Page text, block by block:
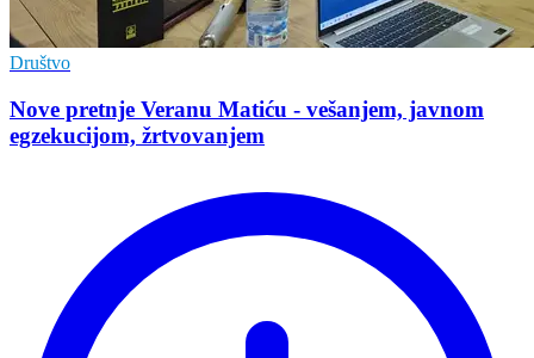
Društvo
Nove pretnje Veranu Matiću - vešanjem, javnom
egzekucijom, žrtvovanjem